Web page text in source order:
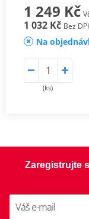
1 249 Kč
1 032 Kč Bez
Na
(ks)
Zaregistrujte